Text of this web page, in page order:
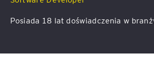
Posiada 18 lat doświadczenia w